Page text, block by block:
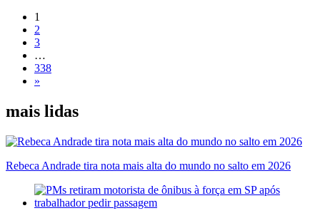
1
2
3
…
338
»
mais lidas
Rebeca Andrade tira nota mais alta do mundo no salto em 2026